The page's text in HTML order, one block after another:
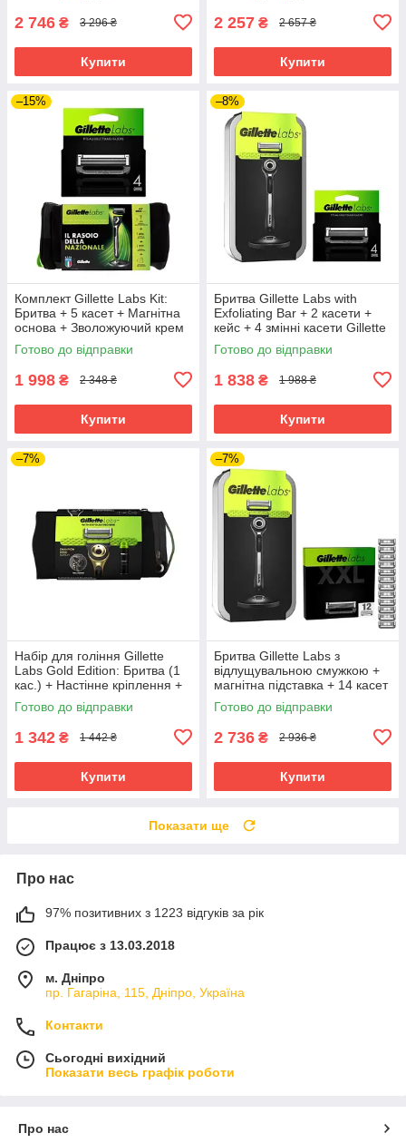
2 746 ₴ 3 296 ₴
Купити
2 257 ₴ 2 657 ₴
Купити
–15%
Комплект Gillette Labs Kit:
Бритва + 5 касет + Магнітна
основа + Зволожуючий крем
100 мл + Сумка
Готово до відправки
1 998 ₴ 2 348 ₴
Купити
–8%
Бритва Gillette Labs with
Exfoliating Bar + 2 касети +
кейс + 4 змінні касети Gillette
Labs
Готово до відправки
1 838 ₴ 1 988 ₴
Купити
–7%
Набір для гоління Gillette
Labs Gold Edition: Бритва (1
кас.) + Настінне кріплення +
Гель 200 мл + Сумка 02894
Готово до відправки
1 342 ₴ 1 442 ₴
Купити
–7%
Бритва Gillette Labs з
відлущувальною смужкою +
магнітна підставка + 14 касет
+ кейс
Готово до відправки
2 736 ₴ 2 936 ₴
Купити
Показати ще
Про нас
97% позитивних з 1223 відгуків за рік
Працює з 13.03.2018
м. Дніпро
пр. Гагаріна, 115, Дніпро, Україна
Контакти
Сьогодні вихідний
Показати весь графік роботи
Про нас